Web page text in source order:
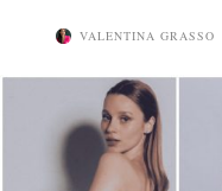
VALENTINA GRASSO